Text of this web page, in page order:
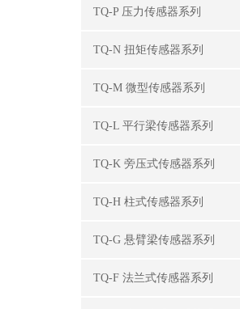
TQ-P 压力传感器系列
TQ-N 扭矩传感器系列
TQ-M 微型传感器系列
TQ-L 平行梁传感器系列
TQ-K 旁压式传感器系列
TQ-H 柱式传感器系列
TQ-G 悬臂梁传感器系列
TQ-F 法兰式传感器系列